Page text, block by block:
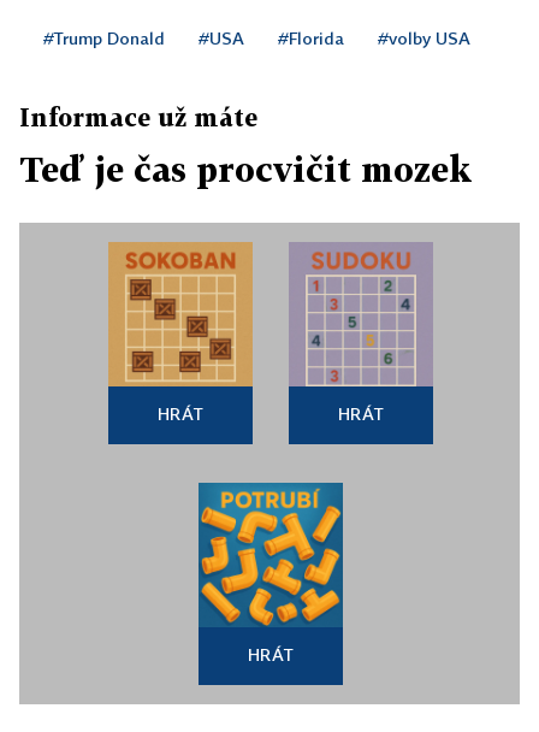
#Trump Donald #USA #Florida #volby USA
Informace už máte
Teď je čas procvičit mozek
HRÁT HRÁT
HRÁT